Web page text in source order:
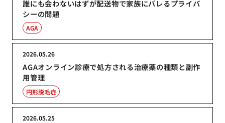
誰にも会わないはずが配送物で家族にバレるプライバ
シーの問題
AGA
AGAオンライン診療で処方される治療薬の種類と副作
用管理
2026.05.26
円形脱毛症
2026.05.25